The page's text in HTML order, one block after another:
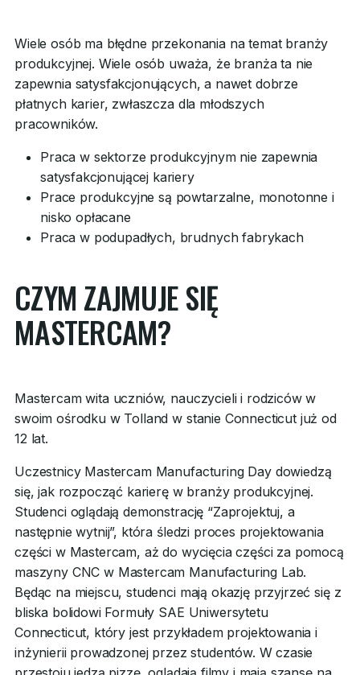
Wiele osób ma błędne przekonania na temat branży
produkcyjnej. Wiele osób uważa, że branża ta nie
zapewnia satysfakcjonujących, a nawet dobrze
płatnych karier, zwłaszcza dla młodszych
pracowników.
Praca w sektorze produkcyjnym nie zapewnia
satysfakcjonującej kariery
Prace produkcyjne są powtarzalne, monotonne i
nisko opłacane
Praca w podupadłych, brudnych fabrykach
CZYM ZAJMUJE SIĘ
MASTERCAM?
Mastercam wita uczniów, nauczycieli i rodziców w
swoim ośrodku w Tolland w stanie Connecticut już od
12 lat.
Uczestnicy Mastercam Manufacturing Day dowiedzą
się, jak rozpocząć karierę w branży produkcyjnej.
Studenci oglądają demonstrację “Zaprojektuj, a
następnie wytnij”, która śledzi proces projektowania
części w Mastercam, aż do wycięcia części za pomocą
maszyny CNC w Mastercam Manufacturing Lab.
Będąc na miejscu, studenci mają okazję przyjrzeć się z
bliska bolidowi Formuły SAE Uniwersytetu
Connecticut, który jest przykładem projektowania i
inżynierii prowadzonej przez studentów. W czasie